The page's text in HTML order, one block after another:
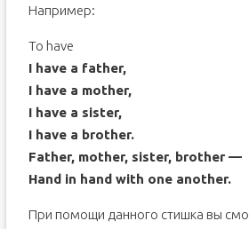
Например:
To have
I have a father,
I have a mother,
I have a sister,
I have a brother.
Father, mother, sister, brother —
Hand in hand with one another.
При помощи данного стишка вы